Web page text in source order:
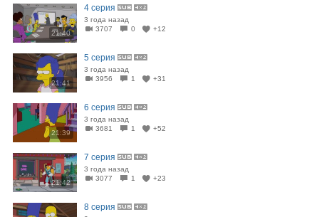
21:40
4 серия
3 года назад
3707
0 +12
21:41
5 серия
3 года назад
3956
1 +31
21:39
6 серия
3 года назад
3681
1 +52
21:42
7 серия
3 года назад
3077
1 +23
8 серия